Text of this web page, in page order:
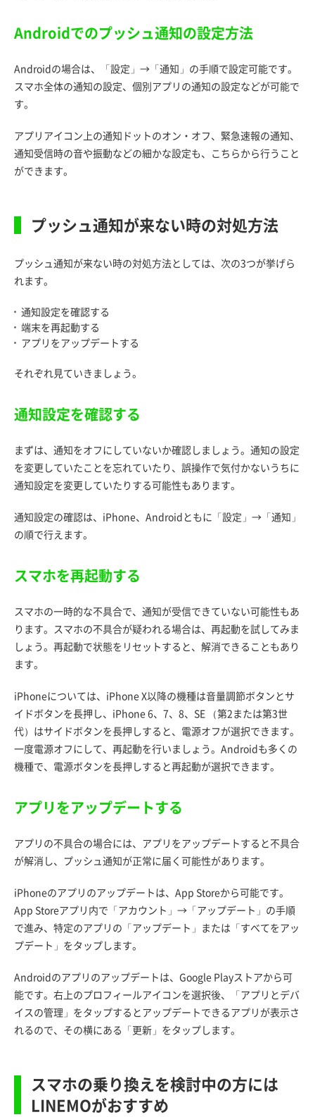
Androidでのプッシュ通知の設定方法
Androidの場合は、「設定」→「通知」の手順で設定可能です。
スマホ全体の通知の設定、個別アプリの通知の設定などが可能で
す。
アプリアイコン上の通知ドットのオン・オフ、緊急速報の通知、
通知受信時の音や振動などの細かな設定も、こちらから行うこと
ができます。
プッシュ通知が来ない時の対処方法
プッシュ通知が来ない時の対処方法としては、次の3つが挙げら
れます。
通知設定を確認する
端末を再起動する
アプリをアップデートする
それぞれ見ていきましょう。
通知設定を確認する
まずは、通知をオフにしていないか確認しましょう。通知の設定
を変更していたことを忘れていたり、誤操作で気付かないうちに
通知設定を変更していたりする可能性もあります。
通知設定の確認は、iPhone、Androidともに「設定」→「通知」
の順で行えます。
スマホを再起動する
スマホの一時的な不具合で、通知が受信できていない可能性もあ
ります。スマホの不具合が疑われる場合は、再起動を試してみま
しょう。再起動で状態をリセットすると、解消できることもあり
ます。
iPhoneについては、iPhone X以降の機種は音量調節ボタンとサ
イドボタンを長押し、iPhone 6、7、8、SE （第2または第3世
代）はサイドボタンを長押しすると、電源オフが選択できます。
一度電源オフにして、再起動を行いましょう。Androidも多くの
機種で、電源ボタンを長押しすると再起動が選択できます。
アプリをアップデートする
アプリの不具合の場合には、アプリをアップデートすると不具合
が解消し、プッシュ通知が正常に届く可能性があります。
iPhoneのアプリのアップデートは、App Storeから可能です。
App Storeアプリ内で「アカウント」→「アップデート」の手順
で進み、特定のアプリの「アップデート」または「すべてをアッ
プデート」をタップします。
Androidのアプリのアップデートは、Google Playストアから可
能です。右上のプロフィールアイコンを選択後、「アプリとデバ
イスの管理」をタップするとアップデートできるアプリが表示さ
れるので、その横にある「更新」をタップします。
スマホの乗り換えを検討中の方には
LINEMOがおすすめ